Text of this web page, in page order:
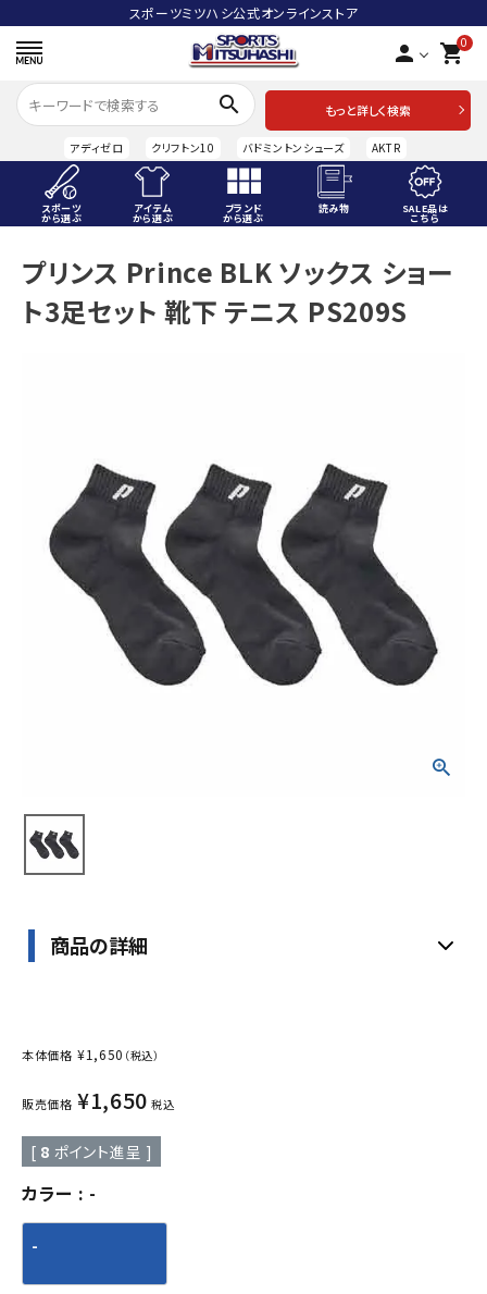
スポーツミツハシ公式オンラインストア
person 0
shopping_cart
search
もっと詳しく検索
アディゼロ クリフトン10 バドミントンシューズ AKTR
スポーツ
から選ぶ
アイテム
から選ぶ
ブランド
から選ぶ
読み物 SALE品は
こちら
ACCOUNT MENU
ようこそ ゲスト 様
ブランドから選ぶ
SALE品はこちら
INFORMATIOM
プライバシーポリシー
プリンス Prince BLK ソックス ショー
ト3足セット 靴下 テニス PS209S
商品の詳細
本体価格 ¥1,650 （税込）
販売価格 ¥1,650 税込
[ 8 ポイント進呈 ]
カラー -
-